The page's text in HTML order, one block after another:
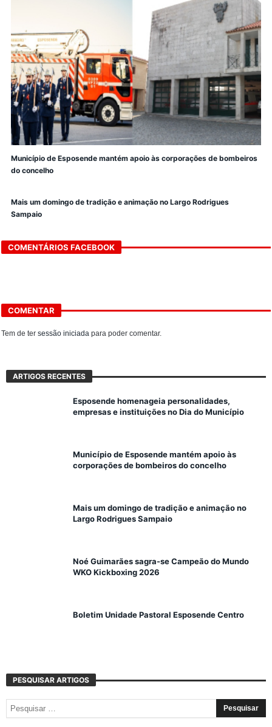
Município de Esposende mantém apoio às corporações de bombeiros
do concelho
Mais um domingo de tradição e animação no Largo Rodrigues
Sampaio
COMENTÁRIOS FACEBOOK
COMENTAR
Tem de tersessão iniciada para poder comentar.
ARTIGOS RECENTES
Esposende homenageia personalidades,
empresas e instituições no Dia do Município
Município de Esposende mantém apoio às
corporações de bombeiros do concelho
Mais um domingo de tradição e animação no
Largo Rodrigues Sampaio
Noé Guimarães sagra-se Campeão do Mundo
WKO Kickboxing 2026
Boletim Unidade Pastoral Esposende Centro
PESQUISAR ARTIGOS